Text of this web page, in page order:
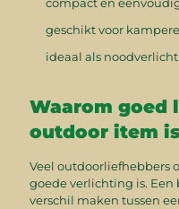
compact en
geschikt voor
ideaal als
Waarom goed
outdoor item is
Veel outdoorliefhebbers
goede verlichting is.
verschil maken tussen